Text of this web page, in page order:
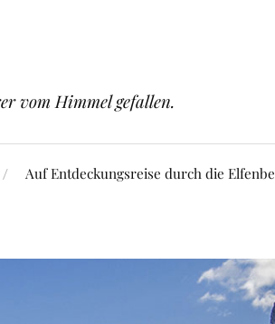
vom Himmel gefallen.
Auf Entdeckungsreise durch die